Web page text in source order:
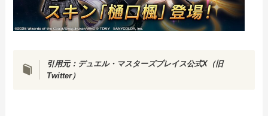
引用元： デュエル・マスターズプレイス公式X（旧
Twitter）